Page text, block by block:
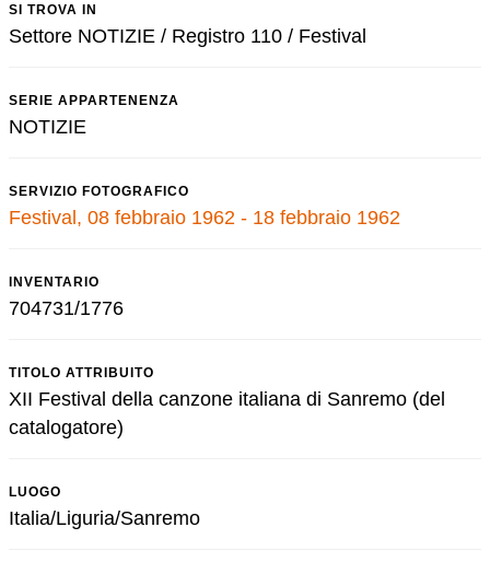
SI TROVA IN
Settore NOTIZIE / Registro 110 / Festival
SERIE APPARTENENZA
NOTIZIE
SERVIZIO FOTOGRAFICO
Festival, 08 febbraio 1962 - 18 febbraio 1962
INVENTARIO
704731/1776
TITOLO ATTRIBUITO
XII Festival della canzone italiana di Sanremo (del
catalogatore)
LUOGO
Italia/Liguria/Sanremo